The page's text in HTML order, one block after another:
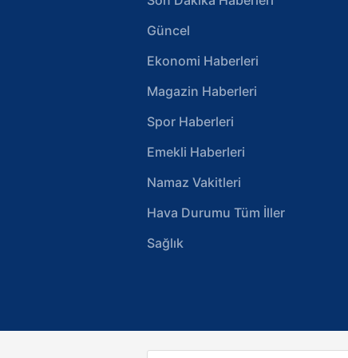
Güncel
Ekonomi Haberleri
Magazin Haberleri
Spor Haberleri
Emekli Haberleri
Namaz Vakitleri
Hava Durumu Tüm İller
Sağlık